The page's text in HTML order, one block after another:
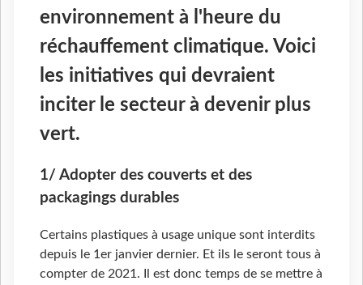
environnement à l'heure du
réchauffement climatique. Voici
les initiatives qui devraient
inciter le secteur à devenir plus
vert.
1/ Adopter des couverts et des
packagings durables
Certains plastiques à usage unique sont interdits
depuis le 1er janvier dernier. Et ils le seront tous à
compter de 2021. Il est donc temps de se mettre à